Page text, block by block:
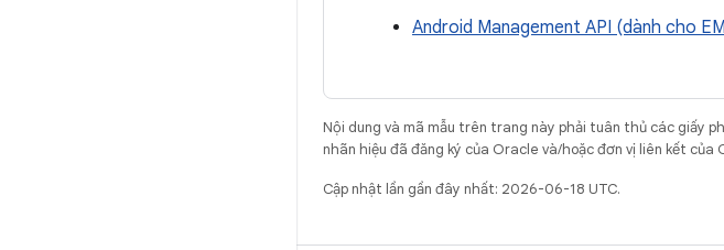
Android Management API (dành cho
Nội dung và mã mẫu trên trang này phải tuân thủ các giấy
nhãn hiệu đã đăng ký của Oracle và/hoặc đơn vị liên kết của
Cập nhật lần gần đây nhất: 2026-06-18 UTC.